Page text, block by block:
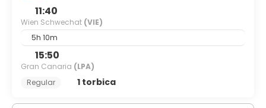
11:40
Wien Schwechat (VIE)
5h 10m
15:50
Gran Canaria (LPA)
Regular
1 torbica